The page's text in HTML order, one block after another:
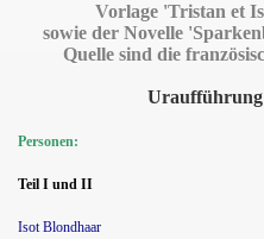
Vorlage 'Tristan et
sowie der Novelle
Quelle sind die
Personen:
Teil I und II
Isot Blondhaar